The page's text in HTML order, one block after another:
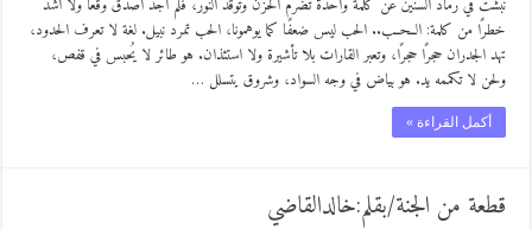
خطرًا من كلمة: الــحــب.. الحب ليس ضعفًا كما يوهمونا، الحب تمرد نبيل. لغة لا تعرف الحدود،
تهد الجدران حجرًا حجرًا، وتعبر القارات بلا تأشيرة ولا استئذان. هو طائر لا يُحبس في قفص،
ولحن لا تكممه يد. هو بياض في وجه السواد، وشروق يتسلل …
أكمل القراءة »
قطعة من الجنة/بقلم:خالدالقاضي